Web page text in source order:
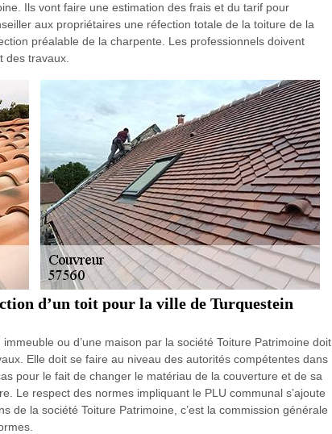
Ils vont faire une estimation des frais et du tarif pour
aux propriétaires une réfection totale de la toiture de la
préalable de la charpente. Les professionnels doivent
des travaux.
d’un toit pour la ville de Turquestein
immeuble ou d’une maison par la société Toiture Patrimoine doit
Elle doit se faire au niveau des autorités compétentes dans
pour le fait de changer le matériau de la couverture et de sa
Le respect des normes impliquant le PLU communal s’ajoute
de la société Toiture Patrimoine, c’est la commission générale